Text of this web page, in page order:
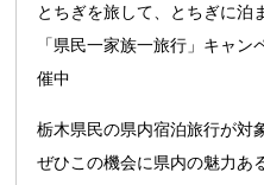
とちぎを旅して、とちぎに泊
「県民一家族一旅行」キャ
催中
栃木県民の県内宿泊旅行が対
ぜひこの機会に県内の魅力あ